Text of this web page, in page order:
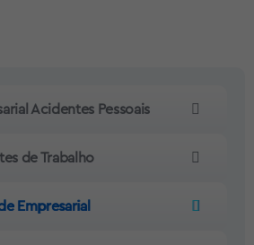
Acidentes Pessoais
de Trabalho
Empresarial